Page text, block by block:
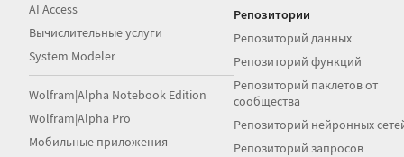
AI Access
Вычислительные услуги
System Modeler
Wolfram|Alpha Notebook Edition
Wolfram|Alpha Pro
Мобильные приложения
Репозитории
Репозиторий данных
Репозиторий функций
Репозиторий паклетов от
сообщества
Репозиторий нейронных
Репозиторий запросов